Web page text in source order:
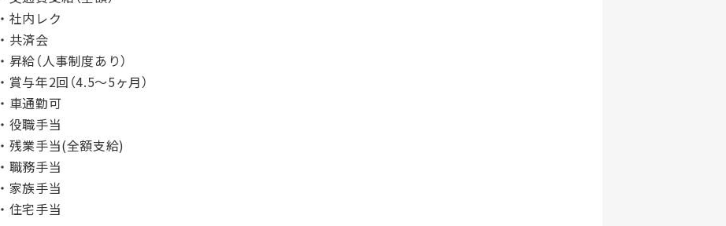
・社内レク
・共済会
・昇給（人事制度あり）
・賞与年2回（4.5～5ヶ月）
・車通勤可
・役職手当
・残業手当(全額支給)
・職務手当
・家族手当
・住宅手当